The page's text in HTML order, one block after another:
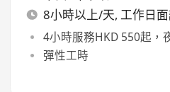
8小時以上/天, 工作日
4小時服務HKD 550起，
彈性工時